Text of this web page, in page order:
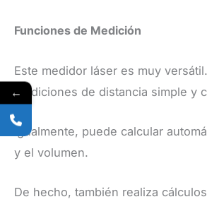
​Funciones de Medición
​Este medidor láser es muy
mediciones de distancia simple y
Igualmente, puede calcular
y el volumen.
De hecho, también realiza
←